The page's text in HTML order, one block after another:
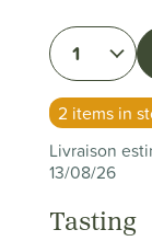
1
2 items in
Livraison
13/08/26
Tasting